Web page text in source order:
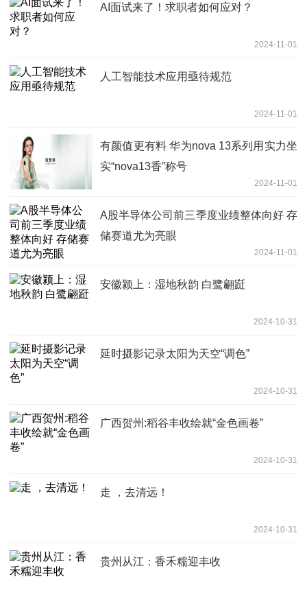
AI面试来了！求职者如何应对？
2024-11-01
人工智能技术应用亟待规范
2024-11-01
有颜值更有料 华为nova 13系列用实力坐
实“nova13香”称号
2024-11-01
A股半导体公司前三季度业绩整体向好 存
储赛道尤为亮眼
2024-11-01
安徽颍上：湿地秋韵 白鹭翩跹
2024-10-31
延时摄影记录太阳为天空“调色”
2024-10-31
广西贺州:稻谷丰收绘就“金色画卷”
2024-10-31
走 ，去清远！
2024-10-31
贵州从江：香禾糯迎丰收